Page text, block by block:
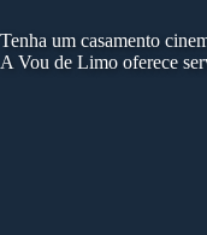
Tenha um casamento
A Vou de Limo oferece